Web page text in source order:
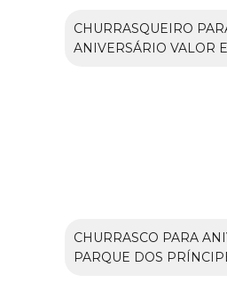
CHURRASQUEIRO
ANIVERSÁRIO VALOR
CHURRASCO PARA
PARQUE DOS